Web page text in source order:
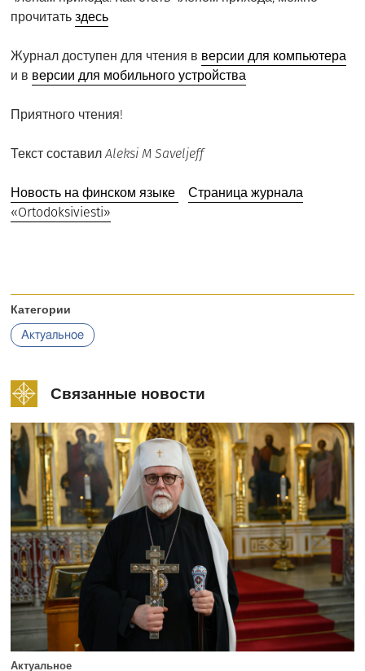
прочитатьздесь
Журнал доступен для чтения в версии для компьютера
и в версии для мобильного устройства
Приятного чтения!
Текст составилAleksi M Saveljeff
Новость на финском языке
Страница журнала
«Ortodoksiviesti»
Категории
Актуальное
Связанные новости
Актуальное